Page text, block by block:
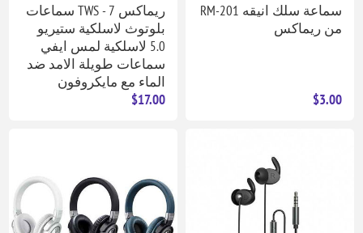
سماعة سلك انيقه RM-201
من ريماكس
$3.00
ريماكس TWS - 7 سماعات
بلوتوث لاسلكية ستيريو
5.0 لاسلكية لمس ايفي
سماعات طويلة الامد ضد
الماء مع مايكروفون
$17.00